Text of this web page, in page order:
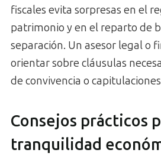
fiscales evita sorpresas en el
patrimonio y en el reparto de
separación. Un asesor legal o
orientar sobre cláusulas
de convivencia o
Consejos prácticos
tranquilidad